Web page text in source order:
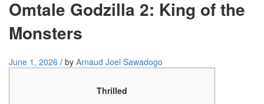
Omtale Godzilla 2: King of the
Monsters
June 1, 2026 / by Arnaud Joel Sawadogo
Thrilled